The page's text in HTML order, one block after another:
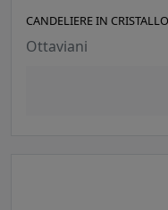
CANDELIERE IN
Ottaviani